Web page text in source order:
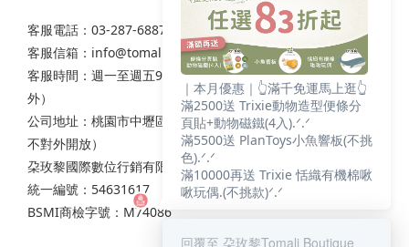
客服電話：03-287-6887
客服信箱： info@tomali.com.tw
客服時間：週一至週五9:00-12:00 / 13:00-17:00（國定假日除
外）
公司地址：桃園市中壢區西園路111之2號7樓（非實體店面，
不對外開放）
朶玫黎國際數位行銷有限公司
統一編號：54631617
BSMI商檢字號：M74086
｜本月優惠｜👆滿千免運馬上逛👆
滿2500送 Trixie動物造型便條分
頁貼+動物磁鐵(4入).ᐟ.ᐟ
滿5500送 PlanToys小魚響板(不挑
色).ᐟ.ᐟ
滿10000再送 Trixie 恬織有機棉啾
啾玩偶.(不挑款)ᐟ.ᐟ
回覆至 朶玫黎Tomali Boutique